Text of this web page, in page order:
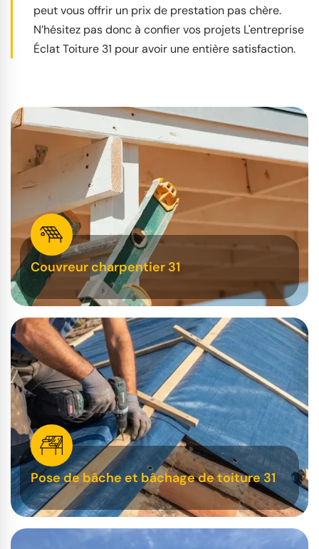
peut vous offrir un prix de prestation pas chère.
N’hésitez pas donc à confier vos projets L'entreprise
Éclat Toiture 31 pour avoir une entière satisfaction.
Couvreur charpentier 31
Pose de bâche et bâchage de toiture 31